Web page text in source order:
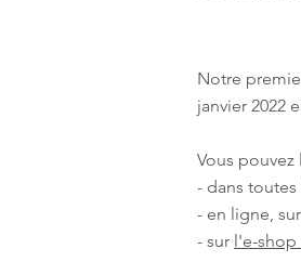
Notre
janvier 2022
Vous pouvez
- dans
- en ligne,
- sur l'e-